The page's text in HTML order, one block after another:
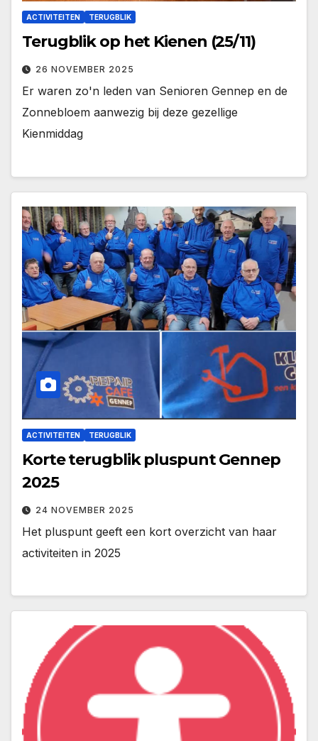
ACTIVITEITEN TERUGBLIK
Terugblik op het Kienen (25/11)
26 NOVEMBER 2025
Er waren zo'n leden van Senioren Gennep en de
Zonnebloem aanwezig bij deze gezellige
Kienmiddag
ACTIVITEITEN TERUGBLIK
Korte terugblik pluspunt Gennep
2025
24 NOVEMBER 2025
Het pluspunt geeft een kort overzicht van haar
activiteiten in 2025